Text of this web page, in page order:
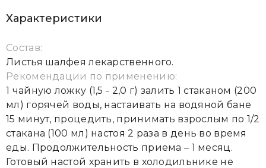
Характеристики
Состав:
Листья шалфея лекарственного.
Рекомендации по применению:
1 чайную ложку (1,5 - 2,0 г) залить 1 стаканом (200
мл) горячей воды, настаивать на водяной бане
15 минут, процедить, принимать взрослым по 1/2
стакана (100 мл) настоя 2 раза в день во время
еды. Продолжительность приема – 1 месяц.
Готовый настой хранить в холодильнике не